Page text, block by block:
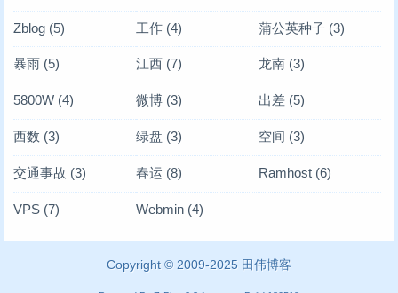
Zblog (5) 工作(4) 蒲公英种子(3)
暴雨 (5) 江西(7) 龙南(3)
5800W (4) 微博(3) 出差(5)
西数 (3) 绿盘 (3) 空间 (3)
交通事故 (3) 春运 (8) Ramhost(6)
VPS (7) Webmin(4)
Copyright © 2009-2025 田伟博客